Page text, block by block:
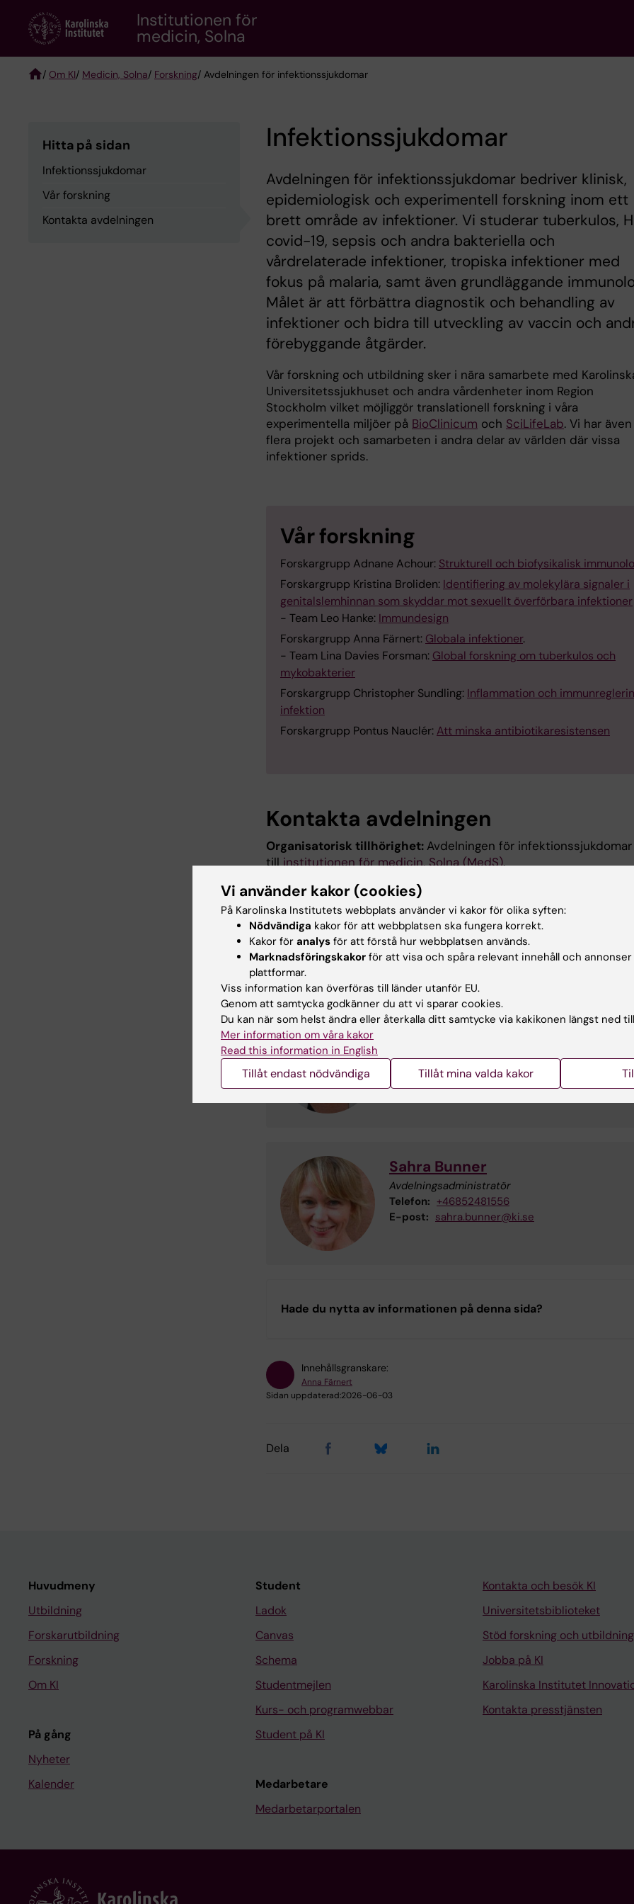
content
Institutionen för
medicin, Solna
/ Om KI/ Medicin, Solna/ Forskning/ Avdelningen för infektionssjukdomar
Hitta på sidan
Infektionssjukdomar
Vår forskning
Kontakta avdelningen
Infektionssjukdomar
Avdelningen för infektionssjukdomar bedriver klinisk,
epidemiologisk och experimentell forskning inom ett
brett område av infektioner. Vi studerar tuberkulos,
covid-19, sepsis och andra bakteriella och
vårdrelaterade infektioner, tropiska infektioner med
fokus på malaria, samt även grundläggande
Målet är att förbättra diagnostik och behandling av
infektioner och bidra till utveckling av vaccin och
förebyggande åtgärder.
Vår forskning och utbildning sker i nära samarbete med
Universitets­sjukhuset och andra vårdenheter inom Region
Stockholm vilket möjliggör translationell forskning i våra
experimentella miljöer på BioClinicum och SciLifeLab. Vi har även
flera projekt och samarbeten i andra delar av världen där vissa
infektioner sprids.
Vår forskning
Forskargrupp Adnane Achour: Strukturell och biofysikalisk
Forskargrupp Kristina Broliden: Identifiering av molekylära signaler i
genitalslemhinnan som skyddar mot sexuellt överförbara infektioner
- Team Leo Hanke: Immundesign
Forskargrupp Anna Färnert: Globala infektioner.
- Team Lina Davies Forsman: Global forskning om tuberkulos och
mykobakterier
Forskargrupp Christopher Sundling: Inflammation och
infektion
Forskargrupp Pontus Nauclér: Att minska antibiotikaresistensen
Kontakta avdelningen
Organisatorisk tillhörighet: Avdelningen för
tillinstitutionen för medicin, Solna (MedS).
Administrativt stöd:Är du anställd på, anknuten till, eller har ett
ärende kopplat till avdelningen är du välkommen att vända dig till
avdelningens administratör.
Besöksadress:Karolinska Universitetssjukhuset
Solna, Infektionskliniken, Bioclinicum J7 .
Anna Färnert
Telefon:
E-post: anna.farnert@ki.se
Sahra Bunner
Avdelningsadministratör
Telefon: +46852481556
E-post: sahra.bunner@ki.se
Hade du nytta av informationen på denna sida?
Innehållsgranskare:
Anna Färnert
Sidan uppdaterad:2026-06-03
Dela
Huvudmeny
Utbildning
Forskarutbildning
Forskning
Om KI
På gång
Nyheter
Kalender
Student
Ladok
Canvas
Schema
Studentmejlen
Kurs- och programwebbar
Student på KI
Medarbetare
Medarbetarportalen
Kontakta och besök KI
Universitetsbiblioteket
Stöd forskning och utbildning
Jobba på KI
Karolinska Institutet
Kontakta presstjänsten
Vi använder kakor (cookies)
På Karolinska Institutets webbplats använder vi kakor för olika syften:
Nödvändiga kakor för att webbplatsen ska fungera korrekt.
Kakor för analys för att förstå hur webbplatsen används.
Marknadsföringskakor för att visa och spåra relevant innehåll och
plattformar.
Viss information kan överföras till länder utanför EU.
Genom att samtycka godkänner du att vi sparar cookies.
Du kan när som helst ändra eller återkalla ditt samtycke via kakikonen längst ned
Mer information om våra kakor
Read this information in English
Tillåt endast nödvändiga Tillåt mina valda kakor